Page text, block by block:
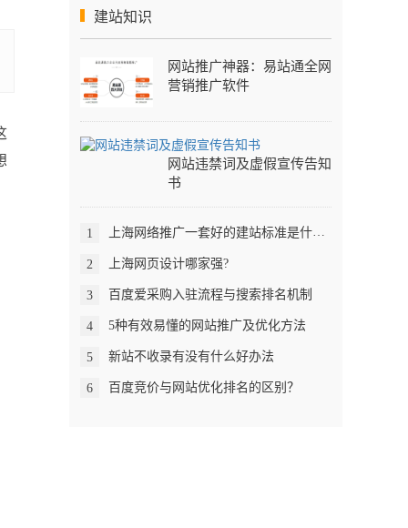
建站知识
网站推广神器：易站通全网
营销推广软件
网站违禁词及虚假宣传告知
书
1 上海网络推广一套好的建站标准是什么？
2 上海网页设计哪家强?
3 百度爱采购入驻流程与搜索排名机制
4 5种有效易懂的网站推广及优化方法
5 新站不收录有没有什么好办法
6 百度竞价与网站优化排名的区别？